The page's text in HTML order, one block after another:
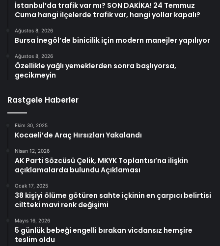
İstanbul’da trafik var mı? SON DAKİKA! 24 Temmuz
Cuma hangi ilçelerde trafik var, hangi yollar kapalı?
Ağustos 8, 2026
Bursa İnegöl’de binicilik için modern manejler yapılıyor
Ağustos 8, 2026
Özellikle yağlı yemeklerden sonra başlıyorsa,
gecikmeyin
Rastgele Haberler
Ekim 30, 2025
Kocaeli’de Araç Hırsızları Yakalandı
Nisan 12, 2026
AK Parti Sözcüsü Çelik, MKYK Toplantısı’na ilişkin
açıklamalarda bulundu Açıklaması
Ocak 17, 2025
38 kişiyi ölüme götüren sahte içkinin en çarpıcı belirtisi
ciltteki mavi renk değişimi
Mayıs 16, 2026
5 günlük bebeği engelli bırakan vicdansız hemşire
teslim oldu